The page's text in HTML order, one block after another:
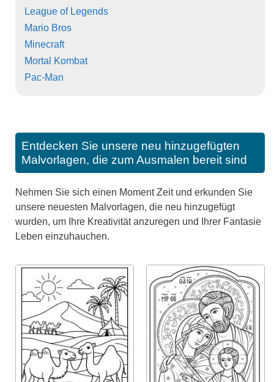
League of Legends
Mario Bros
Minecraft
Mortal Kombat
Pac-Man
Entdecken Sie unsere neu hinzugefügten
Malvorlagen, die zum Ausmalen bereit sind
Nehmen Sie sich einen Moment Zeit und erkunden Sie
unsere neuesten Malvorlagen, die neu hinzugefügt
wurden, um Ihre Kreativität anzuregen und Ihrer Fantasie
Leben einzuhauchen.